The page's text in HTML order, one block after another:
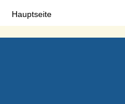
Hauptseite